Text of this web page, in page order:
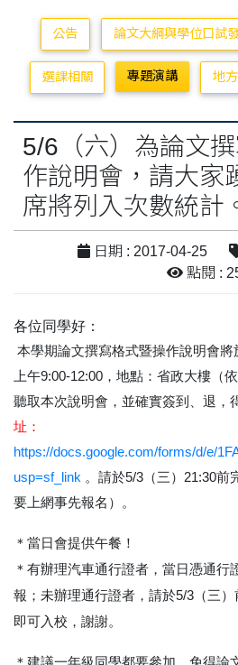
公告 論文大綱與學位口試
選課相關 專題演講 地
5/6（六）為論文
作說明會，請大家
席將列入次數統計
日期 : 2017-04-25
點閱 :
各位同學好：
本學期論文撰寫格式暨操作說明會將
上午9:00-12:00 ，地點：省政大樓（
聽取本次說明會，並確實簽到、退，
址：
https://docs.google.com/forms/d/e/
usp=sf_link 。請於5/3 （三） 21:30前
要上網事先報名）。
＊當日會提供午餐！
＊有辦理汽車通行證者，當日憑通行
報；未辦理通行證者，請於5/3 （三
即可入校，謝謝。
＊建議一年級同學都要參加，免得論